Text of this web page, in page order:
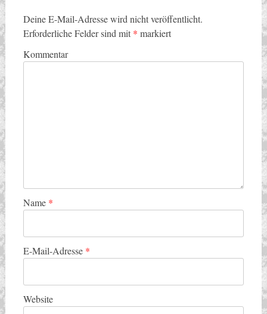
Deine E-Mail-Adresse wird nicht veröffentlicht.
Erforderliche Felder sind mit * markiert
Kommentar
Name *
E-Mail-Adresse *
Website